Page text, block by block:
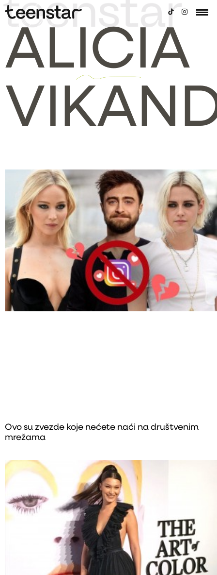
ALICIA
Ovo su zvezde koje nećete naći na društvenim
mrežama